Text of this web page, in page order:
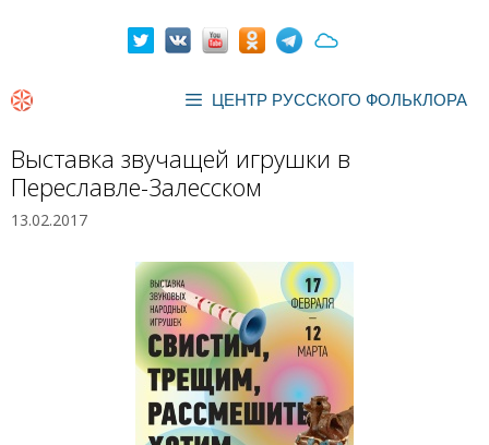
ЦЕНТР РУССКОГО ФОЛЬКЛОРА
Выставка звучащей игрушки в
Переславле-Залесском
13.02.2017